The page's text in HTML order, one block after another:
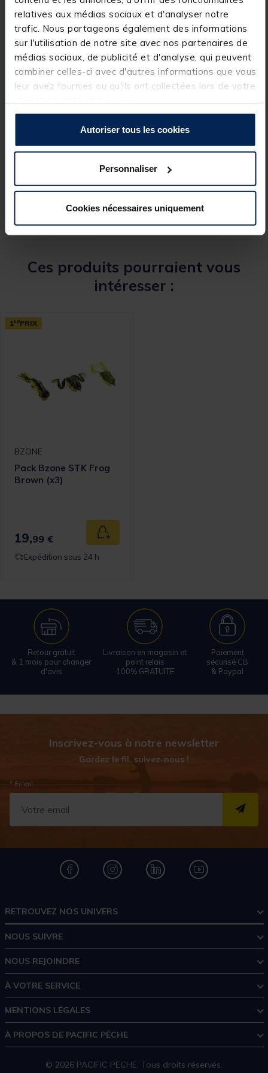
relatives aux médias sociaux et d'analyser notre
trafic. Nous partageons également des informations
sur l'utilisation de notre site avec nos partenaires de
médias sociaux, de publicité et d'analyse, qui peuvent
combiner celles-ci avec d'autres informations que vous
leur avez fournies ou qu'ils ont collectées lors de votre
Autoriser tous les cookies
Personnaliser
Cookies nécessaires uniquement
Détails
Caractéristiques :
Trois leurres
Spécifications
Ces produits pourraient vous
intéresser :
1ERPRIX
BZONE
Pack Bzone STK Frog
Brown (x3)
19,99 € Ajouter au panier
Expédition sous 24 h
Retour gratuit
& 1 mois pour changer
d'avis
Livraison en magasin et
point relais
100% GRATUITE
Paiement
sécurisé CB
& Paypal
Inscrivez-vous à notre newsletter
Gardez le fil, suivez-nous !
* Email
RETROUVEZ NOS UNIVERS
NOUS SUIVRE
NOUS REJOINDRE
À VOTRE SERVICE
MENTIONS LÉGALES
À PROPOS DE PACIFIC PÊCHE
© 2026 PACIFIC PECHE. Tous droits réservés.